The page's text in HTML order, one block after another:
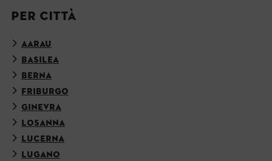
PER CITTÀ
AARAU
BASILEA
BERNA
FRIBURGO
GINEVRA
LOSANNA
LUCERNA
LUGANO